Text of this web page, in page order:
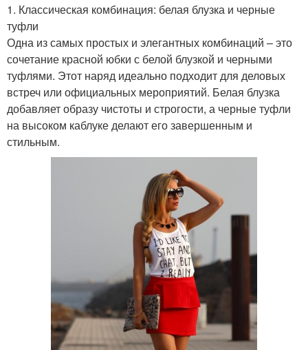
1. Классическая комбинация: белая блузка и черные
туфли
Одна из самых простых и элегантных комбинаций – это
сочетание красной юбки с белой блузкой и черными
туфлями. Этот наряд идеально подходит для деловых
встреч или официальных мероприятий. Белая блузка
добавляет образу чистоты и строгости, а черные туфли
на высоком каблуке делают его завершенным и
стильным.